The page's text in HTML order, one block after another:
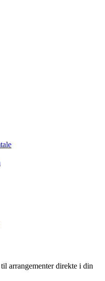
arrangementer direkte i din